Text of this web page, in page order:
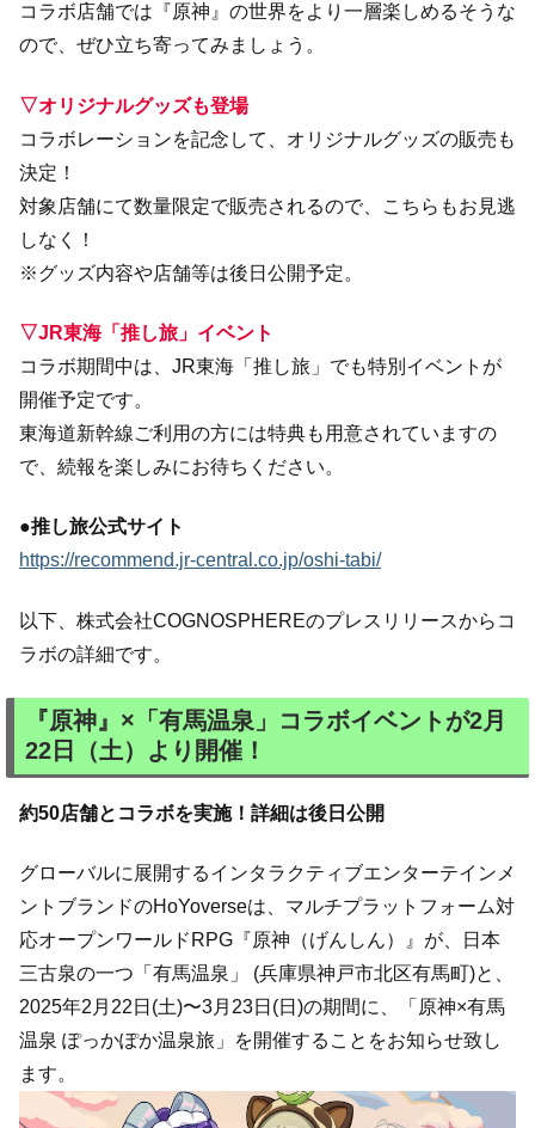
コラボ店舗では『原神』の世界をより一層楽しめるそうな
ので、ぜひ立ち寄ってみましょう。
▽オリジナルグッズも登場
コラボレーションを記念して、オリジナルグッズの販売も
決定！
対象店舗にて数量限定で販売されるので、こちらもお見逃
しなく！
※グッズ内容や店舗等は後日公開予定。
▽JR東海「推し旅」イベント
コラボ期間中は、JR東海「推し旅」でも特別イベントが
開催予定です。
東海道新幹線ご利用の方には特典も用意されていますの
で、続報を楽しみにお待ちください。
●推し旅公式サイト
https://recommend.jr-central.co.jp/oshi-tabi/
以下、株式会社COGNOSPHEREのプレスリリースからコ
ラボの詳細です。
『原神』×「有馬温泉」コラボイベントが2月
22日（土）より開催！
約50店舗とコラボを実施！詳細は後日公開
グローバルに展開するインタラクティブエンターテインメ
ントブランドのHoYoverseは、マルチプラットフォーム対
応オープンワールドRPG『原神（げんしん）』が、日本
三古泉の一つ「有馬温泉」 (兵庫県神戸市北区有馬町)と、
2025年2月22日(土)〜3月23日(日)の期間に、「原神×有馬
温泉 ぽっかぽか温泉旅」を開催することをお知らせ致し
ます。